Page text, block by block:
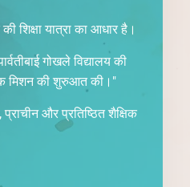
शिक्षा यात्रा का आधार है।
गोखले विद्यालय की
मिशन की शुरुआत की।"
और प्रतिष्ठित शैक्षिक